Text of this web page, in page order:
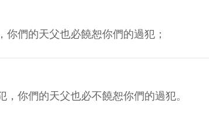
你們的天父也必饒恕你們的過犯；
，你們的天父也必不饒恕你們的過犯。